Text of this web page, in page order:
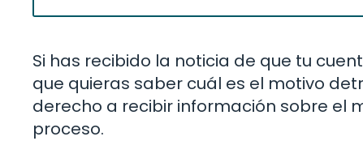
Si has recibido la noticia de que tu
que quieras saber cuál es el motivo
derecho a recibir información sobre el
proceso.